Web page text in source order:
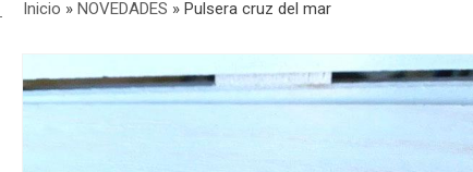
Inicio » NOVEDADES » Pulsera cruz del mar